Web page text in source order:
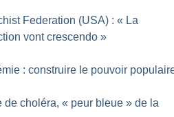
Federation (USA) : « La
vont crescendo »
: construire le pouvoir
de choléra, « peur bleue » de la